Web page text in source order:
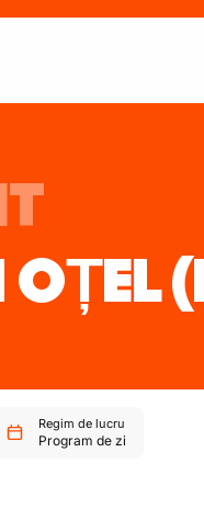
OȚEL
Regim de lucru
Program de zi